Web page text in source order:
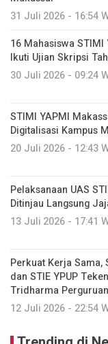
31 Juli 2026 - 16:54
16 Mahasiswa
Ikuti Ujian Skripsi
30 Juli 2026 - 09:24
STIMI YAPMI
Digitalisasi Kampus
20 Juli 2026 - 12:43
Pelaksanaan UAS
Ditinjau Langsung
13 Juli 2026 - 17:41
Perkuat Kerja Sama,
dan STIE YPUP
Tridharma
12 Juli 2026 - 22:54